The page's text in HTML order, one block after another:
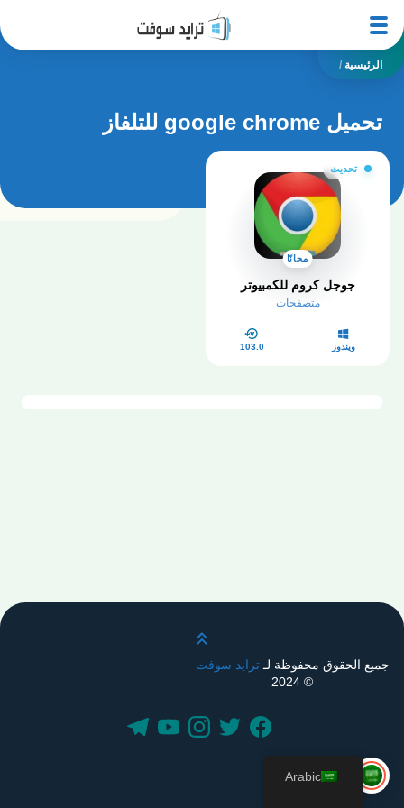
الرئيسية /
تحميل google chrome للتلفاز
تحديث
مجانًا
جوجل كروم للكمبيوتر
متصفحات
ويندوز 103.0
قم بالتمرير لأعلى
جميع الحقوق محفوظة لـترايد سوفت
© 2024
Arabic